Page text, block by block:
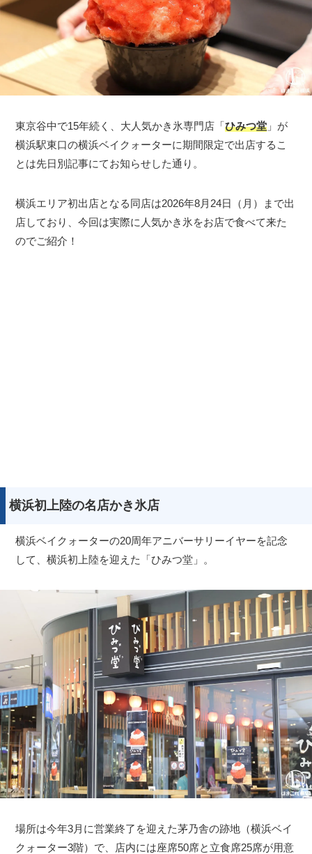
東京谷中で15年続く、大人気かき氷専門店「ひみつ堂 」が
横浜駅東口の横浜ベイクォーターに期間限定で出店するこ
とは先日別記事にてお知らせした通り。
横浜エリア初出店となる同店は2026年8月24日（月）まで出
店しており、今回は実際に人気かき氷をお店で食べて来た
のでご紹介！
横浜初上陸の名店かき氷店
横浜ベイクォーターの20周年アニバーサリーイヤーを記念
して、横浜初上陸を迎えた「ひみつ堂」。
場所は今年3月に営業終了を迎えた茅乃舎の跡地（横浜ベイ
クォーター3階）で、店内には座席50席と立食席25席が用意